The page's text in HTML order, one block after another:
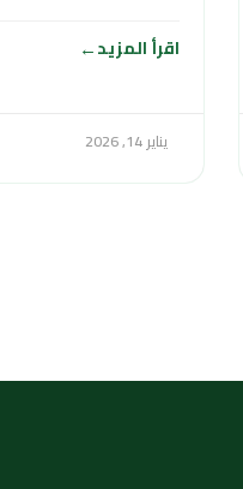
اقرأ المزيد
يناير 14, 2026